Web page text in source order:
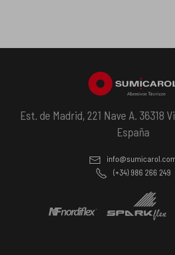
Est. de Madrid, 221 Nave A. 36318
España
(+34) 986 266 249